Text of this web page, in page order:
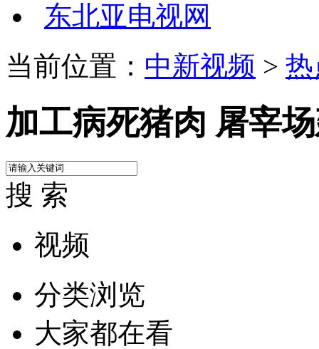
东北亚电视网
当前位置： 中新视频 >
加工病死猪肉 屠宰
搜 索
视频
分类浏览
大家都在看